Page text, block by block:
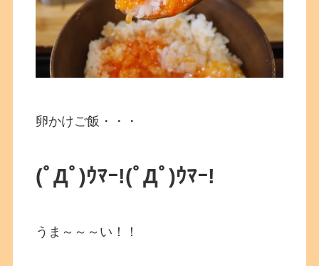
卵かけご飯・・・
(ﾟДﾟ)ｳﾏｰ!(ﾟДﾟ)ｳﾏｰ!
うま～～～い！！